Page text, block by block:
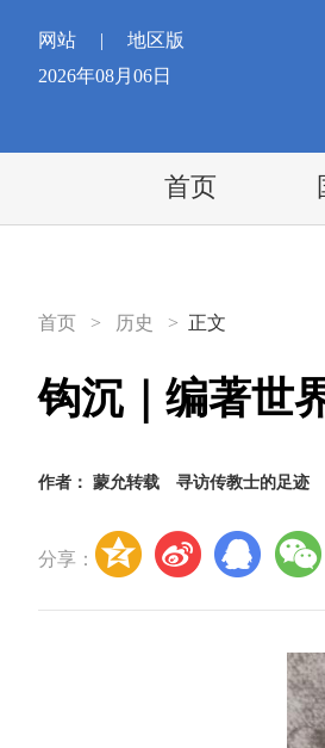
网站 |
地区版
2026年08月06日
首页
首页 > 历史 > 正文
钩沉｜编著世
作者： 蒙允转载 寻访传教士的足迹
分享：